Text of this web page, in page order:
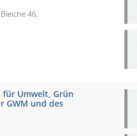
46,
für Umwelt, Grün
GWM und des